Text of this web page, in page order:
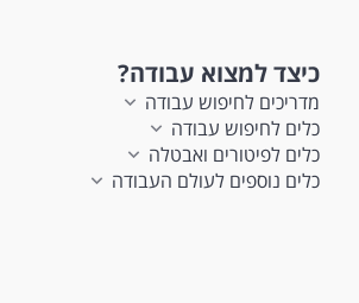
כיצד למצוא עבודה?
מדריכים לחיפוש עבודה
כלים לחיפוש עבודה
כלים לפיטורים ואבטלה
כלים נוספים לעולם העבודה